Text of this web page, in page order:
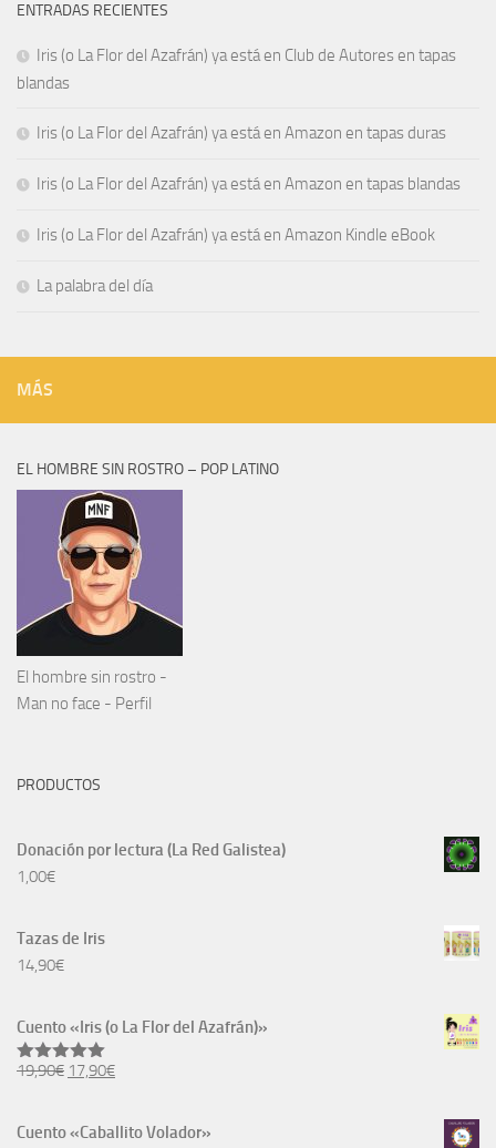
ENTRADAS RECIENTES
Iris (o La Flor del Azafrán) ya está en Club de Autores en tapas
blandas
Iris (o La Flor del Azafrán) ya está en Amazon en tapas duras
Iris (o La Flor del Azafrán) ya está en Amazon en tapas blandas
Iris (o La Flor del Azafrán) ya está en Amazon Kindle eBook
La palabra del día
MÁS
EL HOMBRE SIN ROSTRO – POP LATINO
El hombre sin rostro -
Man no face - Perfil
PRODUCTOS
Donación por lectura (La Red Galistea)
1,00€
Tazas de Iris
14,90€
Cuento «Iris (o La Flor del Azafrán)»
Valorado
19,90€ El
original
17,90€El
actual
Cuento «Caballito Volador»